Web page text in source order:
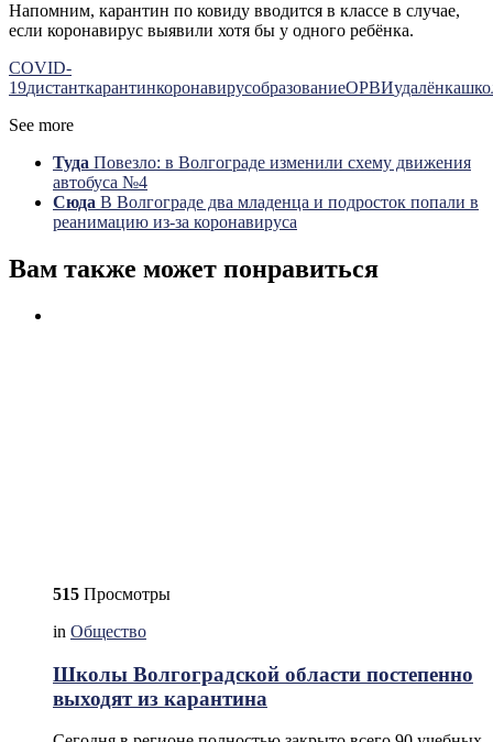
Напомним, карантин по ковиду вводится в классе в случае,
если коронавирус выявили хотя бы у одного ребёнка.
COVID-
19дистанткарантинкоронавирусобразованиеОРВИудалёнка
See more
Туда Повезло: в Волгограде изменили схему движения
автобуса №4
Сюда В Волгограде два младенца и подросток попали в
реанимацию из-за коронавируса
Вам также может понравиться
515 Просмотры
in Общество
Школы Волгоградской области постепенно
выходят из карантина